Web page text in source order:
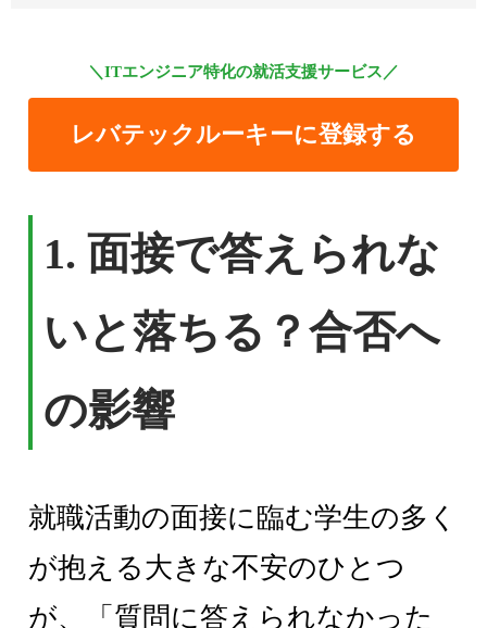
＼ITエンジニア特化の就活支援サービス／
レバテックルーキーに登録する
1. 面接で答えられな
いと落ちる？合否へ
の影響
就職活動の面接に臨む学生の多く
が抱える大きな不安のひとつ
が、「質問に答えられなかった